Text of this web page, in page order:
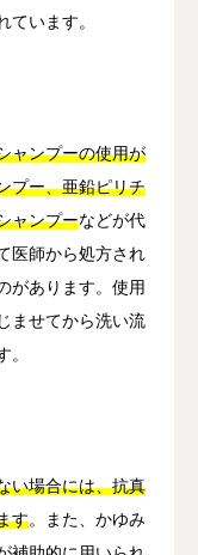
います。
ャンプーの使用が
プー、亜鉛ピリチ
ャンプーなどが代
医師から処方され
があります。使用
ませてから洗い流
い場合には、抗真
す。また、かゆみ